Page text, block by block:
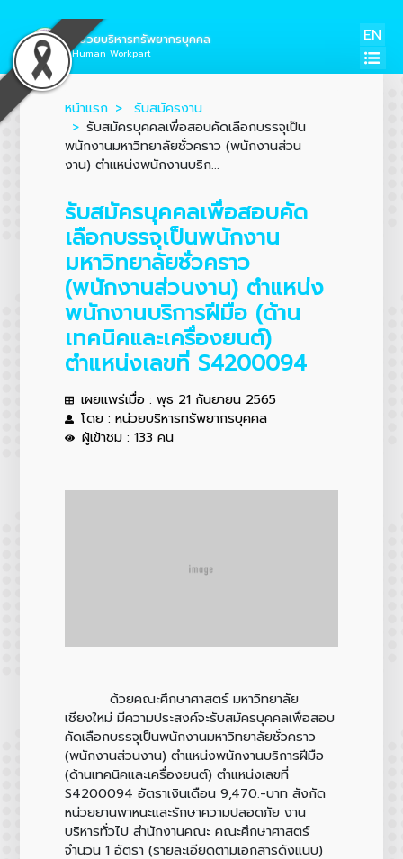
หน่วยบริหารทรัพยากรบุคคล
Human Workpart
EN
หน้าแรก
รับสมัครงาน
รับสมัครบุคคลเพื่อสอบคัดเลือกบรรจุเป็น
พนักงานมหาวิทยาลัยชั่วคราว (พนักงานส่วน
งาน) ตำแหน่งพนักงานบริก...
รับสมัครบุคคลเพื่อสอบคัด
เลือกบรรจุเป็นพนักงาน
มหาวิทยาลัยชั่วคราว
(พนักงานส่วนงาน) ตำแหน่ง
พนักงานบริการฝีมือ (ด้าน
เทคนิคและเครื่องยนต์)
ตำแหน่งเลขที่ S4200094
เผยแพร่เมื่อ : พุธ 21 กันยายน 2565
โดย : หน่วยบริหารทรัพยากรบุคคล
ผู้เข้าชม : 133 คน
ด้วยคณะศึกษาศาสตร์ มหาวิทยาลัย
เชียงใหม่ มีความประสงค์จะรับสมัครบุคคลเพื่อสอบ
คัดเลือกบรรจุเป็นพนักงานมหาวิทยาลัยชั่วคราว
(พนักงานส่วนงาน) ตำแหน่งพนักงานบริการฝีมือ
(ด้านเทคนิคและเครื่องยนต์) ตำแหน่งเลขที่
S4200094 อัตราเงินเดือน 9,470.-บาท สังกัด
หน่วยยานพาหนะและรักษาความปลอดภัย งาน
บริหารทั่วไป สำนักงานคณะ คณะศึกษาศาสตร์
จำนวน 1 อัตรา (รายละเอียดตามเอกสารดังแนบ)